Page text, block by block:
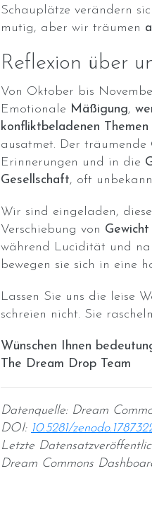
Schauplätze verändern
mutig, aber wir träumen
Reflexion über
Von Oktober bis
Emotionale Mäßigung,
konfliktbeladenen Themen
ausatmet. Der
Erinnerungen und in die
Gesellschaft, oft
Wir sind eingeladen,
Verschiebung von
während Lucidität und
bewegen sie sich in eine
Lassen Sie uns die leise
schreien nicht. Sie
Wünschen Ihnen
The Dream Drop Team
Datenquelle: Dream
DOI: 10.5281/
Letzte
Dream Commons